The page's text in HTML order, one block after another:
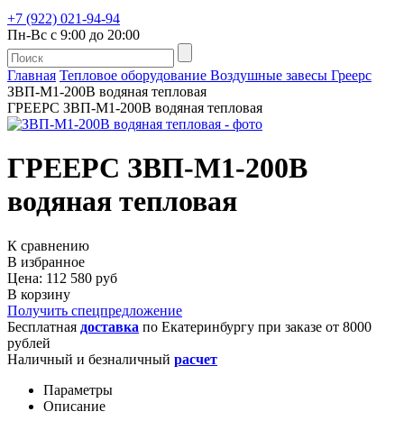
+7 (922) 021-94-94
Пн-Вс с 9:00 до 20:00
Главная Тепловое оборудование Воздушные завесы Греерс
ЗВП-М1-200В водяная тепловая
ГРЕЕРС ЗВП-М1-200В водяная тепловая
ГРЕЕРС ЗВП-М1-200В
водяная тепловая
К сравнению
В избранное
Цена: 112 580 руб
В корзину
Получить спецпредложение
Бесплатная доставка по Екатеринбургу при заказе от 8000
рублей
Наличный и безналичный расчет
Параметры
Описание